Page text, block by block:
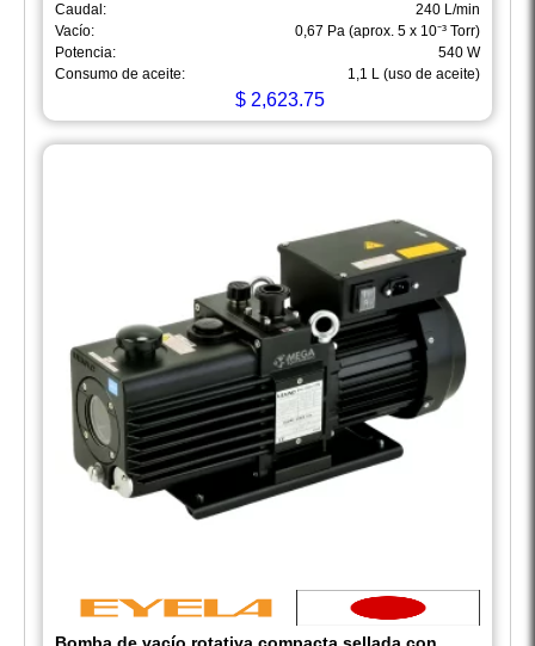
Caudal:
240 L/min
Vacío:
0,67 Pa (aprox. 5 x 10⁻³ Torr)
Potencia:
540 W
Consumo de aceite:
1,1 L (uso de aceite)
$2,623.75